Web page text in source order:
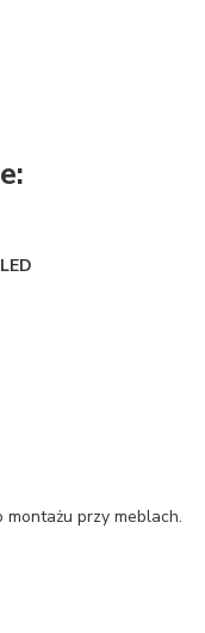
przy meblach.